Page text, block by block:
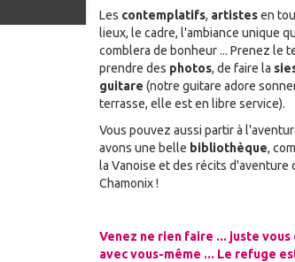
Les contemplatifs, artistesen
lieux, le cadre, l'ambiance unique
comblera de bonheur ... Prenez le
prendre des photos, de faire la
guitare (notre guitare adore
terrasse, elle est en libre service).
Vous pouvez aussi partir à
avons une belle bibliothèque,
la Vanoise et des récits
Chamonix !
Venez ne rien faire ... juste
avec vous-même ... Le refuge